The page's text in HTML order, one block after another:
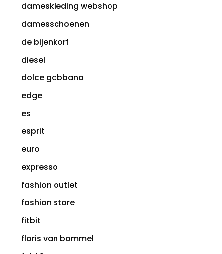
dameskleding webshop
damesschoenen
de bijenkorf
diesel
dolce gabbana
edge
es
esprit
euro
expresso
fashion outlet
fashion store
fitbit
floris van bommel